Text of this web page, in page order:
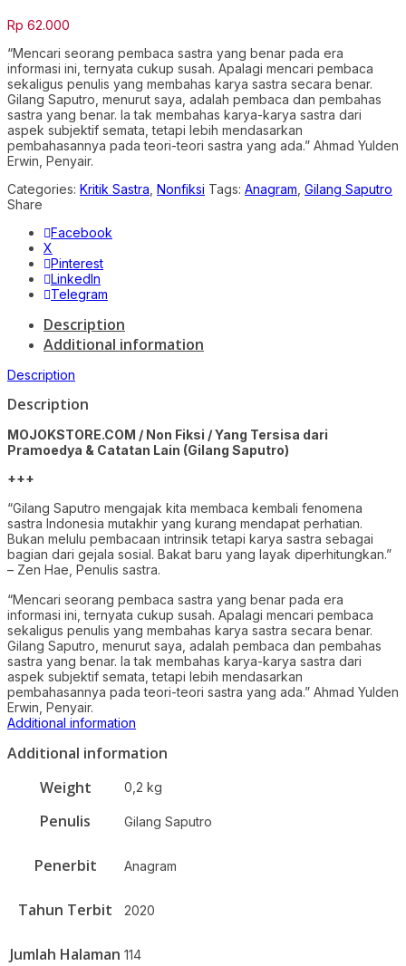
Rp 62.000
“Mencari seorang pembaca sastra yang benar pada era
informasi ini, ternyata cukup susah. Apalagi mencari pembaca
sekaligus penulis yang membahas karya sastra secara benar.
Gilang Saputro, menurut saya, adalah pembaca dan pembahas
sastra yang benar. Ia tak membahas karya-karya sastra dari
aspek subjektif semata, tetapi lebih mendasarkan
pembahasannya pada teori-teori sastra yang ada.” Ahmad Yulden
Erwin, Penyair.
Categories: Kritik Sastra Nonfiksi Tags: Anagram Gilang Saputro
Share
Facebook
X
Pinterest
LinkedIn
Telegram
Description
Additional information
Description
Description
MOJOKSTORE.COM / Non Fiksi / Yang Tersisa dari
Pramoedya & Catatan Lain (Gilang Saputro)
+++
“Gilang Saputro mengajak kita membaca kembali fenomena
sastra Indonesia mutakhir yang kurang mendapat perhatian.
Bukan melulu pembacaan intrinsik tetapi karya sastra sebagai
bagian dari gejala sosial. Bakat baru yang layak diperhitungkan.”
– Zen Hae, Penulis sastra.
“Mencari seorang pembaca sastra yang benar pada era
informasi ini, ternyata cukup susah. Apalagi mencari pembaca
sekaligus penulis yang membahas karya sastra secara benar.
Gilang Saputro, menurut saya, adalah pembaca dan pembahas
sastra yang benar. Ia tak membahas karya-karya sastra dari
aspek subjektif semata, tetapi lebih mendasarkan
pembahasannya pada teori-teori sastra yang ada.” Ahmad Yulden
Erwin, Penyair.
Additional information
Additional information
Weight
0,2 kg
Penulis Gilang Saputro
Penerbit Anagram
Tahun Terbit 2020
Jumlah Halaman 114